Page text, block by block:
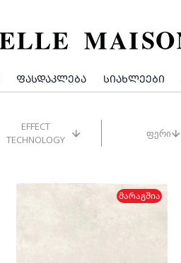
ᲤᲐᲡᲓᲐᲙᲚᲔᲑᲐ ᲡᲘᲐᲮᲚᲔᲔᲑᲘ
EFFECT
TECHNOLOGY
ფერი
ᲛᲐᲠᲐᲒᲨᲘᲐ